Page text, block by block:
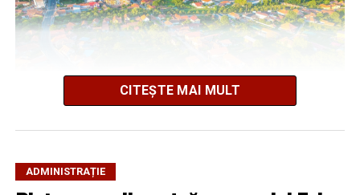
Propunerea este menționată în Raportul de Mediu al
CITEȘTE MAI MULT
ADMINISTRAȚIE